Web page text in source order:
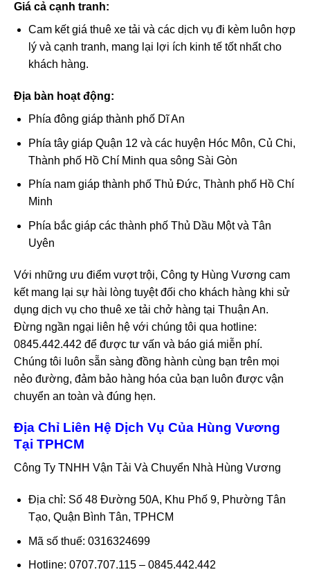
Giá cả cạnh tranh:
Cam kết giá thuê xe tải và các dịch vụ đi kèm luôn hợp
lý và cạnh tranh, mang lại lợi ích kinh tế tốt nhất cho
khách hàng.
Địa bàn hoạt động:
Phía đông giáp thành phố Dĩ An
Phía tây giáp Quận 12 và các huyện Hóc Môn, Củ Chi,
Thành phố Hồ Chí Minh qua sông Sài Gòn
Phía nam giáp thành phố Thủ Đức, Thành phố Hồ Chí
Minh
Phía bắc giáp các thành phố Thủ Dầu Một và Tân
Uyên
Với những ưu điểm vượt trội, Công ty Hùng Vương cam
kết mang lại sự hài lòng tuyệt đối cho khách hàng khi sử
dụng dịch vụ cho thuê xe tải chở hàng tại Thuận An.
Đừng ngần ngại liên hệ với chúng tôi qua hotline:
0845.442.442 để được tư vấn và báo giá miễn phí.
Chúng tôi luôn sẵn sàng đồng hành cùng bạn trên mọi
nẻo đường, đảm bảo hàng hóa của bạn luôn được vận
chuyển an toàn và đúng hẹn.
Địa Chỉ Liên Hệ Dịch Vụ Của Hùng Vương
Tại TPHCM
Công Ty TNHH Vận Tải Và Chuyển Nhà Hùng Vương
Địa chỉ: Số 48 Đường 50A, Khu Phố 9, Phường Tân
Tạo, Quận Bình Tân, TPHCM
Mã số thuế: 0316324699
Hotline: 0707.707.115 – 0845.442.442